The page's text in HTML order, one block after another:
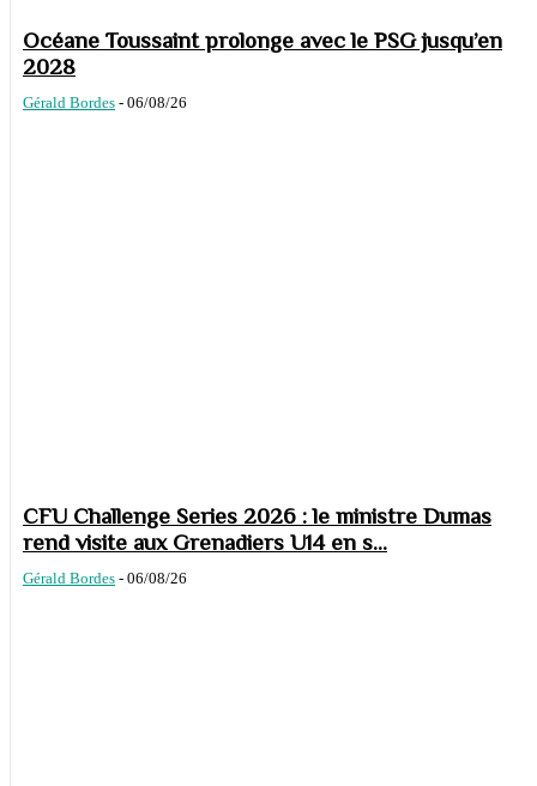
Océane Toussaint prolonge avec le PSG jusqu’en
2028
Gérald Bordes - 06/08/26
CFU Challenge Series 2026 : le ministre Dumas
rend visite aux Grenadiers U14 en s...
Gérald Bordes - 06/08/26